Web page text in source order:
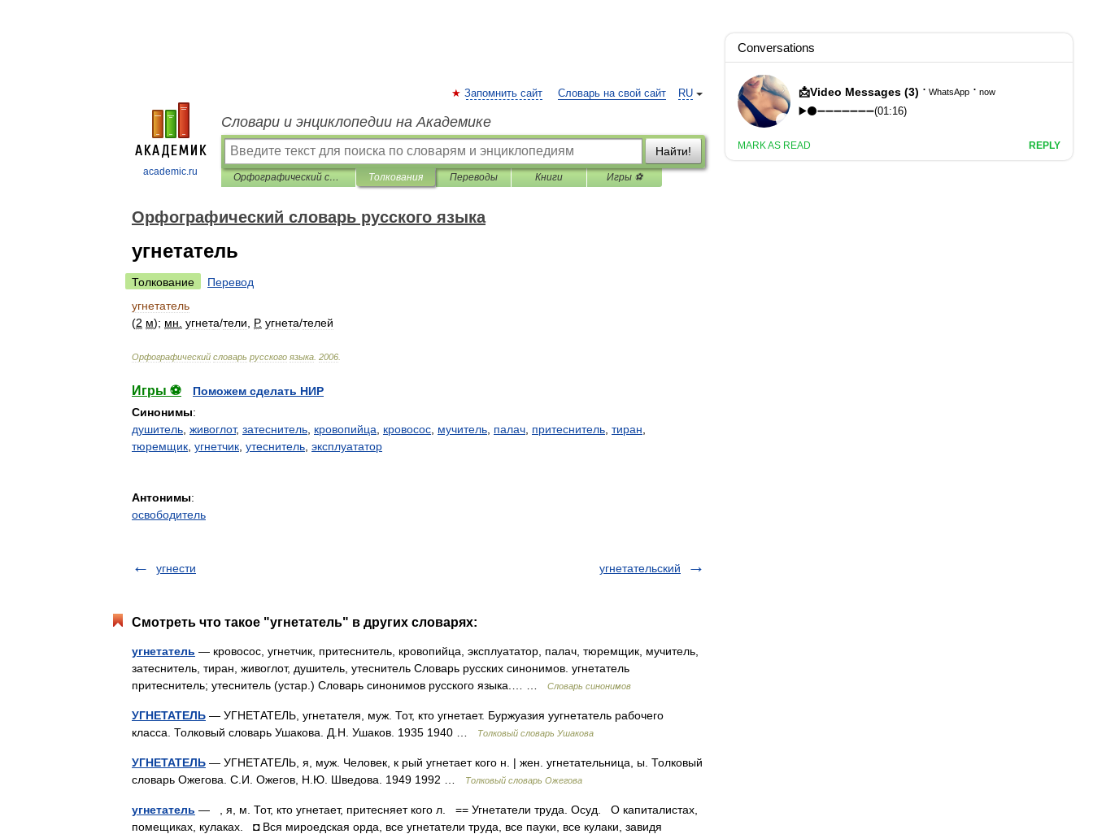
academic.ru
RU
Запомнить сайт Словарь на свой сайт
Словари и энциклопедии на Академике
Найти!
Орфографический словарь русского языка Толкования Переводы Книги Игры ⚽
Орфографический словарь русского языка
угнетатель
Толкование
Перевод
угнетатель
(2 м); мн угнета/тели Р. угнета/телей
Орфографический словарь русского языка 2006
Игры ⚽
Поможем сделать НИР
Синонимы:
душитель живоглот, затеснитель кровопийца кровосос мучитель палач притеснитель тиран
тюремщик угнетчик утеснитель эксплуататор
Антонимы:
освободитель
угнести угнетательский
Смотреть что такое "угнетатель" в других словарях:
угнетатель — кровосос, угнетчик, притеснитель, кровопийца, эксплуататор, палач, тюремщик, мучитель,
затеснитель, тиран, живоглот, душитель, утеснитель Словарь русских синонимов. угнетатель
притеснитель; утеснитель (устар.) Словарь синонимов русского языка.… …
Словарь синонимов
УГНЕТАТЕЛЬ — УГНЕТАТЕЛЬ, угнетателя, муж. Тот, кто угнетает. Буржуазия уугнетатель рабочего
класса. Толковый словарь Ушакова. Д.Н. Ушаков. 1935 1940 …
Толковый словарь Ушакова
УГНЕТАТЕЛЬ — УГНЕТАТЕЛЬ, я, муж. Человек, к рый угнетает кого н. | жен. угнетательница, ы. Толковый
словарь Ожегова. С.И. Ожегов, Н.Ю. Шведова. 1949 1992 …
Толковый словарь Ожегова
угнетатель — , я, м. Тот, кто угнетает, притесняет кого л. == Угнетатели труда. Осуд. О капиталистах,
помещиках, кулаках. ◘ Вся мироедская орда, все угнетатели труда, все пауки, все кулаки, завидя